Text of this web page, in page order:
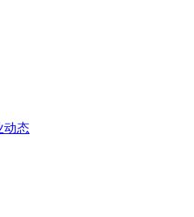
动态